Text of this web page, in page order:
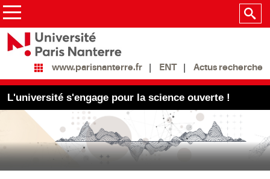
www.parisnanterre.fr ENT Actus recherche
L'université s'engage pour la science ouverte !